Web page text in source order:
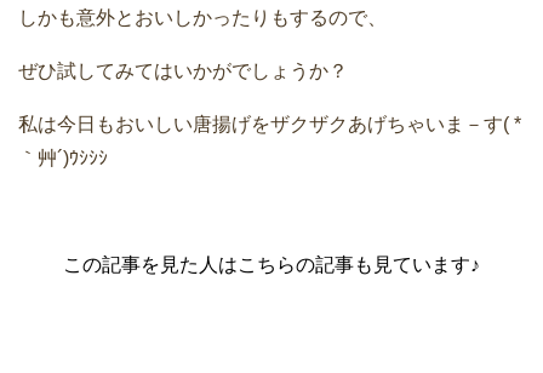
しかも意外とおいしかったりもするので、
ぜひ試してみてはいかがでしょうか？
私は今日もおいしい唐揚げをザクザクあげちゃいま－す( *
｀艸´)ｳｼｼｼ
この記事を見た人はこちらの記事も見ています♪